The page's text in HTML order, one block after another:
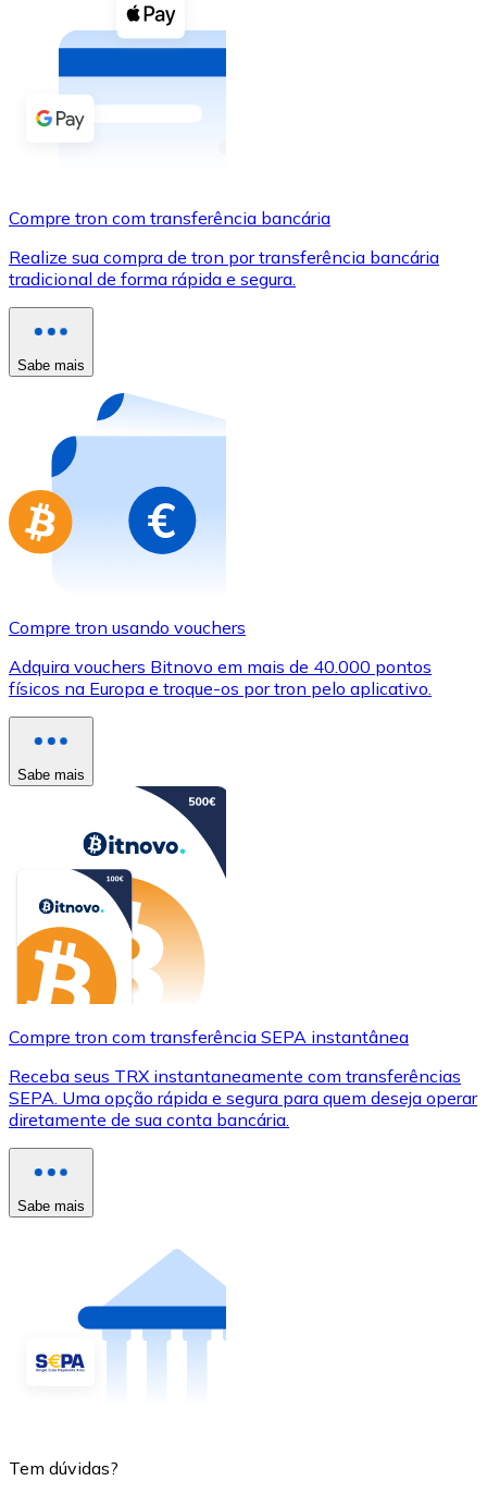
Cupons cripto
Comprar com dinheiro
Comprar com transferência bancária
Cartão de crédito / débito
Comprar com cartão
Loja - Cartões-presente
Compre cartões-presente das suas marcas favoritas
Ir para a loja de cartões-presente
Compre tron com transferência bancária
Realize sua compra de tron por transferência bancária
tradicional de forma rápida e segura.
Sabe mais
Compre tron usando vouchers
Adquira vouchers Bitnovo em mais de 40.000 pontos
físicos na Europa e troque-os por tron pelo aplicativo.
Sabe mais
Compre tron com transferência SEPA instantânea
Receba seus TRX instantaneamente com transferências
SEPA. Uma opção rápida e segura para quem deseja operar
diretamente de sua conta bancária.
Sabe mais
Tem dúvidas?